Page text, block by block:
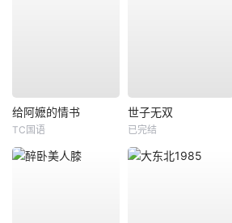
给阿嬷的情书
TC国语
世子无双
已完结